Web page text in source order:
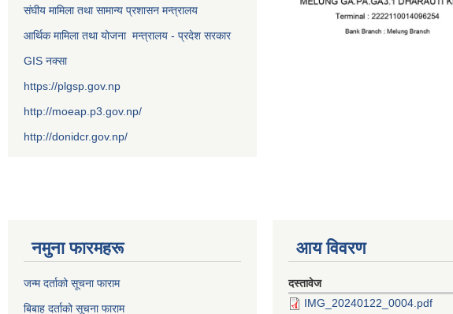
संघीय मामिला तथा सामान्य प्रशासन मन्त्रालय
आर्थिक मामिला तथा योजना मन्त्रालय - प्रदेश सरकार
GIS नक्सा
https://plgsp.gov.np
http://moeap.p3.gov.np/
http://donidcr.gov.np/
नमुना फारमहरू
जन्म दर्ताको सूचना फाराम
बिबाह दर्ताको सूचना फाराम
आय विवरण
दस्तावेज
IMG_20240122_0004.pdf